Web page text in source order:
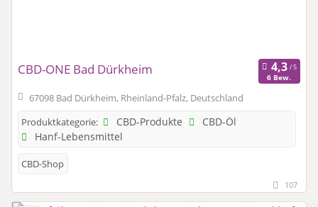
CBD-ONE Bad Dürkheim
6 Bew.
67098 Bad Dürkheim, Rheinland-Pfalz, Deutschland
Produktkategorie:
CBD-Produkte
CBD-Öl
Hanf-Lebensmittel
CBD-Shop
107